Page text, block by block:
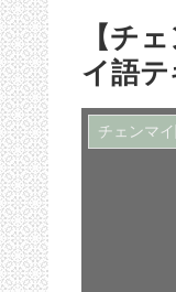
【チ
イ語
チェンマ